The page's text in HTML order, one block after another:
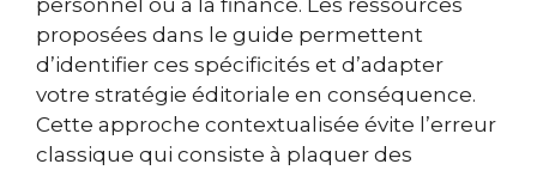
proposées dans le guide permettent
d’identifier ces spécificités et d’adapter
votre stratégie éditoriale en conséquence.
Cette approche contextualisée évite l’erreur
classique qui consiste à plaquer des